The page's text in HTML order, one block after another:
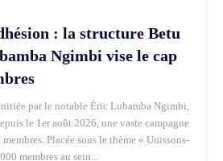
: la structure Betu
Ngimbi vise le cap
par le notable Éric Lubamba Ngimbi,
le 1er août 2026, une vaste campagne
Placée sous le thème « Unissons-
membres au sein...